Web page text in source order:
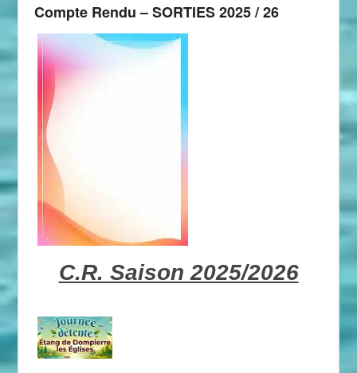
Compte Rendu – SORTIES 2025 / 26
C.R. Saison 2025/2026